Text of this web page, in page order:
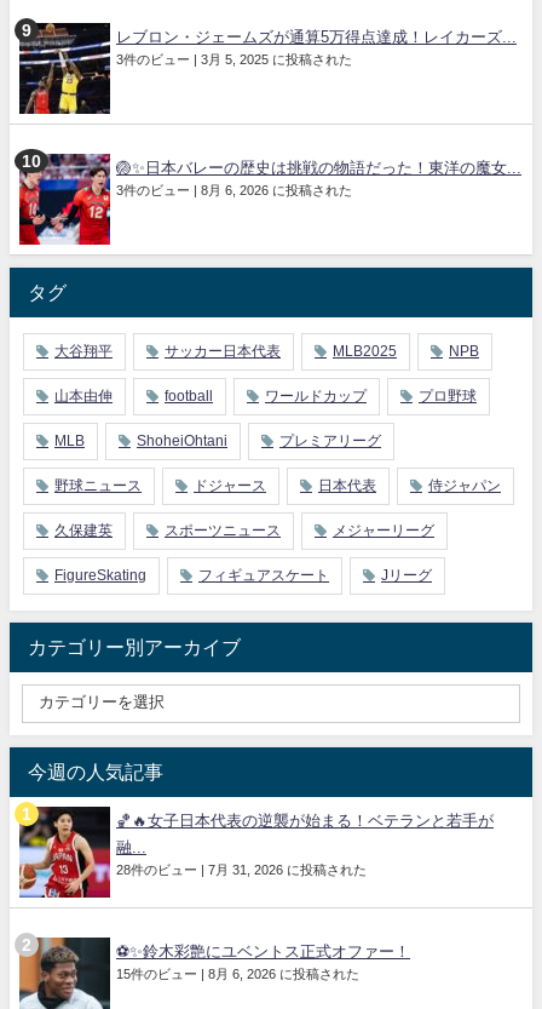
レブロン・ジェームズが通算5万得点達成！レイカーズ...
3件のビュー | 3月 5, 2025 に投稿された
🏐✨日本バレーの歴史は挑戦の物語だった！東洋の魔女...
3件のビュー | 8月 6, 2026 に投稿された
タグ
大谷翔平 サッカー日本代表 MLB2025 NPB
山本由伸 football ワールドカップ プロ野球
MLB ShoheiOhtani プレミアリーグ
野球ニュース ドジャース 日本代表 侍ジャパン
久保建英 スポーツニュース メジャーリーグ
FigureSkating フィギュアスケート Jリーグ
カテゴリー別アーカイブ
今週の人気記事
🏀🔥女子日本代表の逆襲が始まる！ベテランと若手が
融...
28件のビュー | 7月 31, 2026 に投稿された
⚽✨鈴木彩艶にユベントス正式オファー！
15件のビュー | 8月 6, 2026 に投稿された